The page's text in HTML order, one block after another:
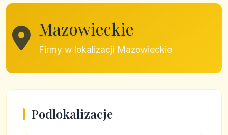
Mazowieckie
Firmy w lokalizacji Mazowieckie
Podlokalizacje